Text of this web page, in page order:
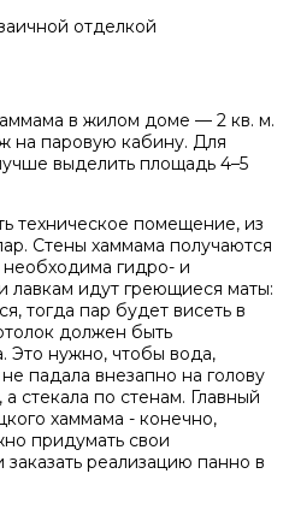
в жилом доме — 2 кв. м.
на паровую кабину. Для
выделить площадь 4–5
техническое помещение, из
Стены хаммама получаются
необходима гидро- и
лавкам идут греющиеся маты:
тогда пар будет висеть в
должен быть
Это нужно, чтобы вода,
падала внезапно на голову
стекала по стенам. Главный
хаммама - конечно,
придумать свои
реализацию панно в